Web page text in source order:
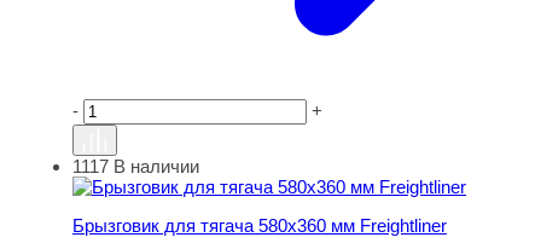
- +
Брызговик для тягача 580х360 мм Freightliner
1117 В наличии
Брызговик для тягача 580х360 мм Freightliner